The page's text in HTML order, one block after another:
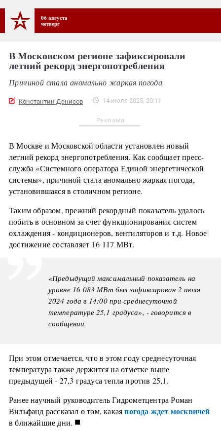
06 августа
четверг
В Московском регионе зафиксировали
летний рекорд энергопотребления
Причиной стала аномально жаркая погода.
Константин Денисов 14 июля 2025, 20:11
Реклама
В Москве и Московской области установлен новый
летний рекорд энергопотребления. Как сообщает пресс-
служба «Системного оператора Единой энергетической
системы», причиной стала аномально жаркая погода,
установившаяся в столичном регионе.
Таким образом, прежний рекордный показатель удалось
побить в основном за счет функционирования систем
охлаждения - кондиционеров, вентиляторов и т.д. Новое
достижение составляет 16 117 МВт.
«Предыдущий максимальный показатель на
уровне 16 083 МВт был зафиксирован 2 июля
2024 года в 14:00 при среднесуточной
температуре 25,1 градуса», - говорится в
сообщении.
При этом отмечается, что в этом году среднесуточная
температура также держится на отметке выше
предыдущей - 27,3 градуса тепла против 25,1.
Ранее научный руководитель Гидрометцентра Роман
Вильфанд рассказал о том, какаяпогода ждет москвичей
в ближайшие дни. ■